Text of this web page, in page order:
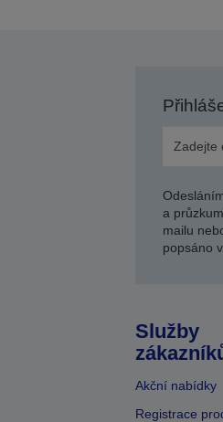
a
mailu
popsáno v
Služby
Akční nabídky
Registrace